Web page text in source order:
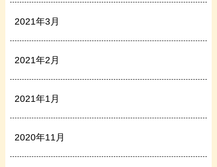
2021年3月
2021年2月
2021年1月
2020年11月